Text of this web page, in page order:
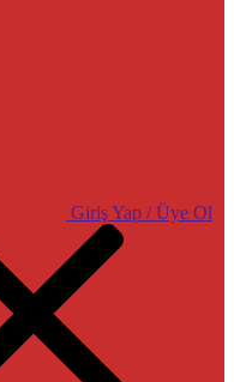
Giriş Yap / Üye Ol